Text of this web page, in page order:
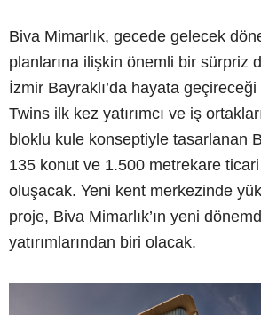
Biva Mimarlık, gecede gelecek
planlarına ilişkin önemli bir sürpriz
İzmir Bayraklı’da hayata
Twins ilk kez yatırımcı ve iş
bloklu kule konseptiyle tasarlanan
135 konut ve 1.500 metrekare
oluşacak. Yeni kent merkezinde
proje, Biva Mimarlık’ın yeni
yatırımlarından biri olacak.